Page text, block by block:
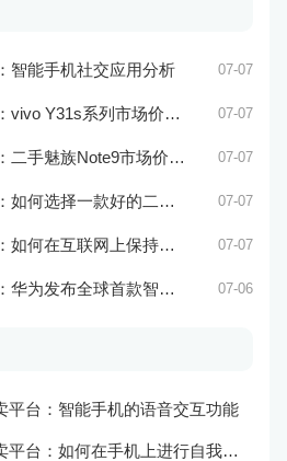
智能手机社交应用分析 07-07
系列市场价格走势平稳 07-07
族Note9市场价格持续下跌 07-07
择一款好的二手手机应用？ 07-07
在互联网上保持安全？ 07-07
全球首款智能物业管理系统 07-06
平台：智能手机的语音交互功能
忠机者手机专卖平台：如何在手机上进行自我提升？